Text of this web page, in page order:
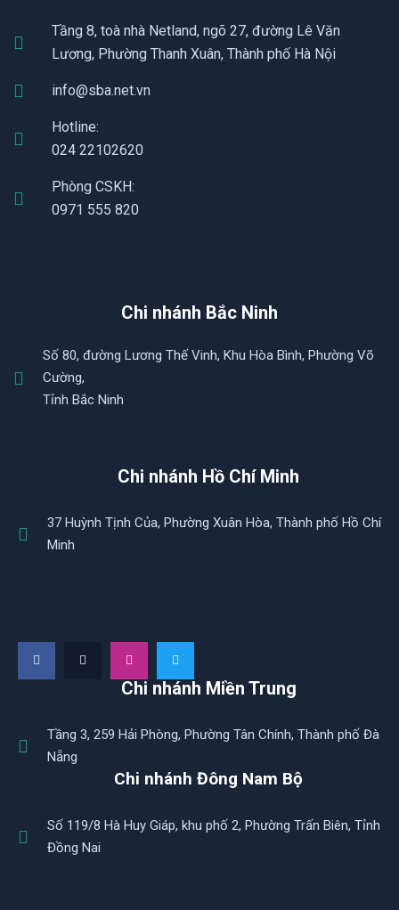
Tầng 8, toà nhà Netland, ngõ 27, đường Lê Văn
Lương, Phường Thanh Xuân, Thành phố Hà Nội
info@sba.net.vn
Hotline:
024 22102620
Phòng CSKH:
0971 555 820
Chi nhánh Bắc Ninh
Số 80, đường Lương Thế Vinh, Khu Hòa Bình, Phường Võ
Cường,
Tỉnh Bắc Ninh
Chi nhánh Hồ Chí Minh
37 Huỳnh Tịnh Của, Phường Xuân Hòa, Thành phố Hồ Chí
Minh
Chi nhánh Miền Trung
Tầng 3, 259 Hải Phòng, Phường Tân Chính, Thành phố Đà
Nẵng
Chi nhánh Đông Nam Bộ
Số 119/8 Hà Huy Giáp, khu phố 2, Phường Trấn Biên, Tỉnh
Đồng Nai